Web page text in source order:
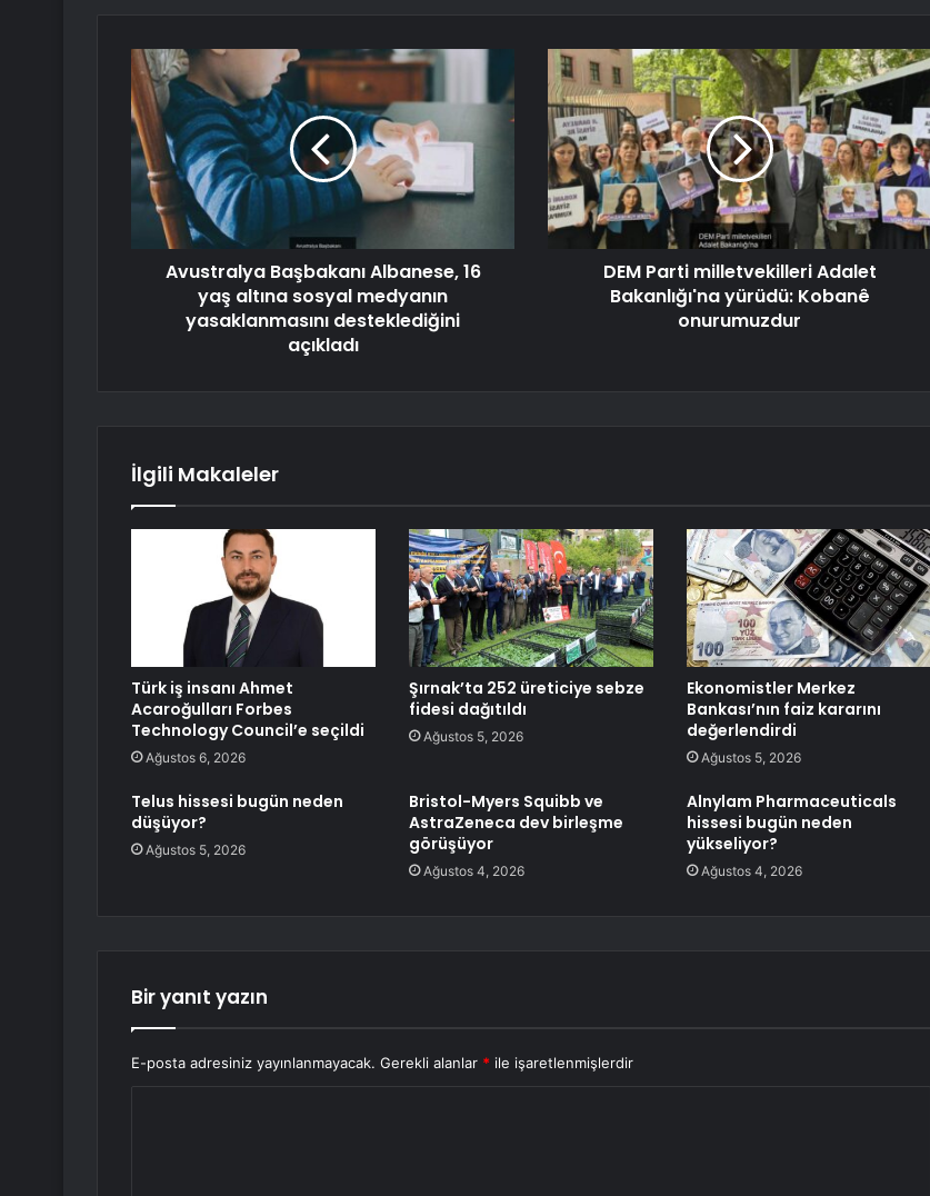
Avustralya Başbakanı Albanese, 16
yaş altına sosyal medyanın
yasaklanmasını desteklediğini
açıkladı
DEM Parti milletvekilleri Adalet
Bakanlığı'na yürüdü: Kobanê
onurumuzdur
İlgili Makaleler
Türk iş insanı Ahmet
Acaroğulları Forbes
Technology Council’e seçildi
Ağustos 6, 2026
Şırnak’ta 252 üreticiye sebze
fidesi dağıtıldı
Ağustos 5, 2026
Ekonomistler Merkez
Bankası’nın faiz kararını
değerlendirdi
Ağustos 5, 2026
Telus hissesi bugün neden
düşüyor?
Ağustos 5, 2026
Bristol-Myers Squibb ve
AstraZeneca dev birleşme
görüşüyor
Ağustos 4, 2026
Alnylam Pharmaceuticals
hissesi bugün neden
yükseliyor?
Ağustos 4, 2026
Bir yanıt yazın
E-posta adresiniz yayınlanmayacak. Gerekli alanlar * ile işaretlenmişlerdir